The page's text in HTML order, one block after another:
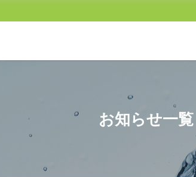
お知らせ一覧